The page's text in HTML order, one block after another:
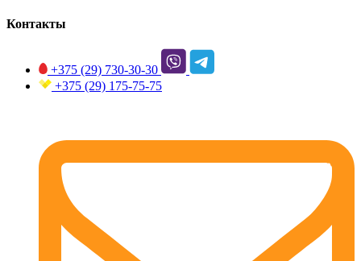
Контакты
+375 (29) 730-30-30
+375 (29) 175-75-75